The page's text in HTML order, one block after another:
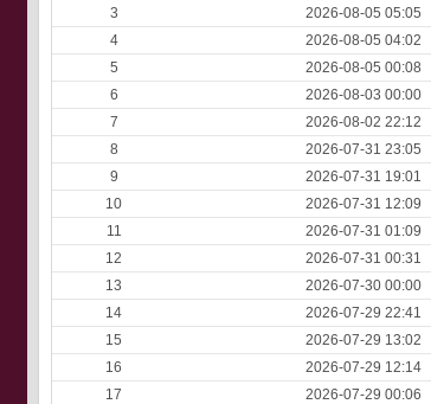
3
2026-08-05 05:05
4
2026-08-05 04:02
5
2026-08-05 00:08
6
2026-08-03 00:00
7
2026-08-02 22:12
8
2026-07-31 23:05
9
2026-07-31 19:01
10
2026-07-31 12:09
11
2026-07-31 01:09
12
2026-07-31 00:31
13
2026-07-30 00:00
14
2026-07-29 22:41
15
2026-07-29 13:02
16
2026-07-29 12:14
17
2026-07-29 00:06